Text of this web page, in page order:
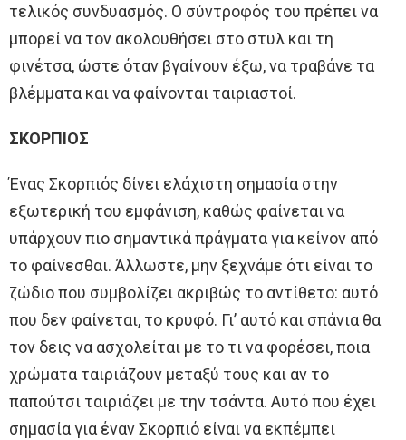
τελικός συνδυασμός. Ο σύντροφός του πρέπει να
μπορεί να τον ακολουθήσει στο στυλ και τη
φινέτσα, ώστε όταν βγαίνουν έξω, να τραβάνε τα
βλέμματα και να φαίνονται ταιριαστοί.
ΣΚΟΡΠΙΟΣ
Ένας Σκορπιός δίνει ελάχιστη σημασία στην
εξωτερική του εμφάνιση, καθώς φαίνεται να
υπάρχουν πιο σημαντικά πράγματα για κείνον από
το φαίνεσθαι. Άλλωστε, μην ξεχνάμε ότι είναι το
ζώδιο που συμβολίζει ακριβώς το αντίθετο: αυτό
που δεν φαίνεται, το κρυφό. Γι’ αυτό και σπάνια θα
τον δεις να ασχολείται με το τι να φορέσει, ποια
χρώματα ταιριάζουν μεταξύ τους και αν το
παπούτσι ταιριάζει με την τσάντα. Αυτό που έχει
σημασία για έναν Σκορπιό είναι να εκπέμπει